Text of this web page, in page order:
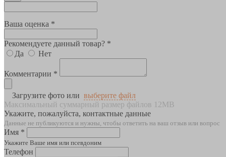
Ваша оценка *
Рекомендуете данный товар? *
Да
Нет
Комментарии *
Загрузите фото или выберите файл
Максимальный суммарный размер файлов 12MB
Укажите, пожалуйста, контактные данные
Данные не публикуются и нужны, чтобы ответить на ваш отзыв или вопрос
Имя *
Укажите Ваше имя или псевдоним
Телефон